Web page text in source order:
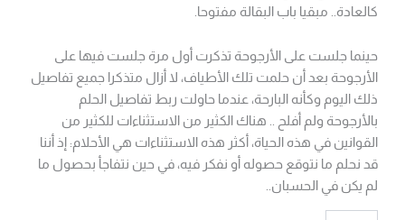
كالعادة.. مبقيا باب البقالة مفتوحا.
حينما جلست على الأرجوحة تذكرت أول مرة جلست فيها على
الأرجوحة بعد أن حلمت تلك الأطياف، لا أزال متذكرا جميع تفاصيل
ذلك اليوم وكأنه البارحة، عندما حاولت ربط تفاصيل الحلم
بالأرجوحة ولم أفلح .. هناك الكثير من الاستثناءات للكثير من
القوانين في هذه الحياة، أكثر هذه الاستثناءات هي الأحلام: إذ أننا
قد نحلم ما نتوقع حصوله أو نفكر فيه، في حين نتفاجأ بحصول ما
لم يكن في الحسبان..